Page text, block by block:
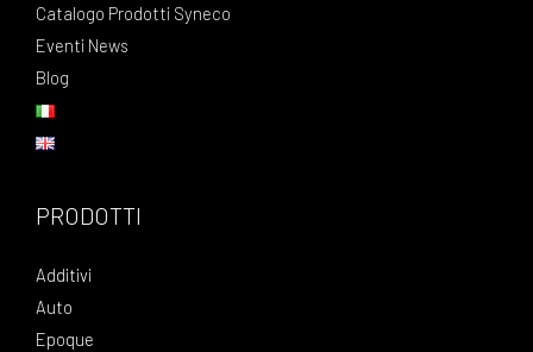
Catalogo Prodotti Syneco
Eventi News
Blog
PRODOTTI
Additivi
Auto
Epoque